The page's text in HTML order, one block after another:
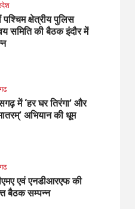
पश्चिम क्षेत्रीय पुलिस
समिति की बैठक इंदौर में
में ‘हर घर तिरंगा’ और
अभियान की धूम
एवं एनडीआरएफ की
बैठक सम्पन्न